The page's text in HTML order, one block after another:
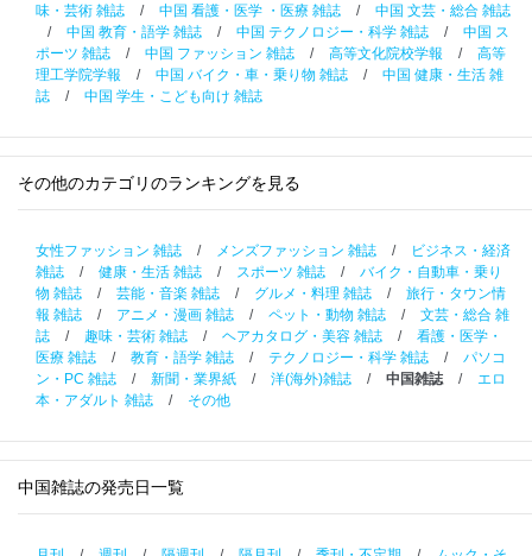
味・芸術 雑誌
/ 中国 看護・医学 ・医療 雑誌 /
中国 文芸・総合 雑誌
/
中国 教育・語学 雑誌 / 中国 テクノロジー・科学 雑誌 /
中国 ス
ポーツ 雑誌
/ 中国 ファッション 雑誌 / 高等文化院校学報 /
高等
理工学院学報
/ 中国 バイク・車・乗り物 雑誌 /
中国 健康・生活 雑
誌
/ 中国 学生・こども向け 雑誌
その他のカテゴリのランキングを見る
女性ファッション 雑誌 / メンズファッション 雑誌 /
ビジネス・経済
雑誌
/ 健康・生活 雑誌 / スポーツ 雑誌 /
バイク・自動車・乗り
物 雑誌
/ 芸能・音楽 雑誌 / グルメ・料理 雑誌 /
旅行・タウン情
報 雑誌
/ アニメ・漫画 雑誌 / ペット・動物 雑誌 /
文芸・総合 雑
誌
/ 趣味・芸術 雑誌 / ヘアカタログ・美容 雑誌 /
看護・医学・
医療 雑誌
/ 教育・語学 雑誌 / テクノロジー・科学 雑誌 /
パソコ
ン・PC 雑誌
/ 新聞・業界紙 / 洋(海外)雑誌 / 中国雑誌 /
エロ
本・アダルト 雑誌
/ その他
中国雑誌の発売日一覧